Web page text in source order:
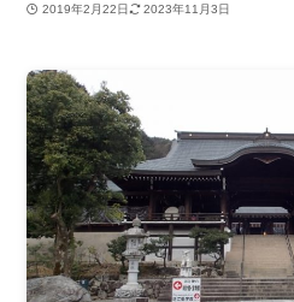
2019年2月22日 2023年11月3日